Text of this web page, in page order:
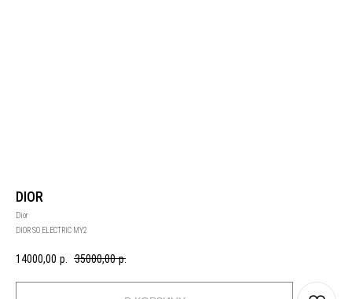
DIOR
Dior
DIOR SO ELECTRIC MY2
14000,00 р. 35000,00 р.